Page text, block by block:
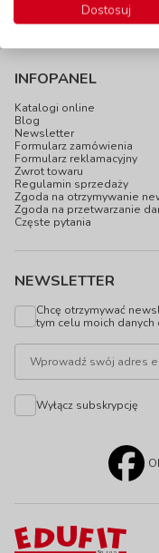
INFOPANEL
Katalogi online
Blog
Newsletter
Formularz zamówienia
Formularz reklamacyjny
Zwrot towaru
Regulamin sprzedaży
Zgoda na otrzymywanie
Zgoda na przetwarzanie
Częste pytania
NEWSLETTER
Chcę otrzymywać
tym celu moich danych
Wyłącz subskrypcję
Dostosuj